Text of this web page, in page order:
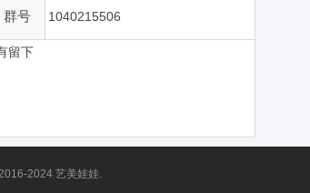
群号 1040215506
留下
2024 艺美娃娃.